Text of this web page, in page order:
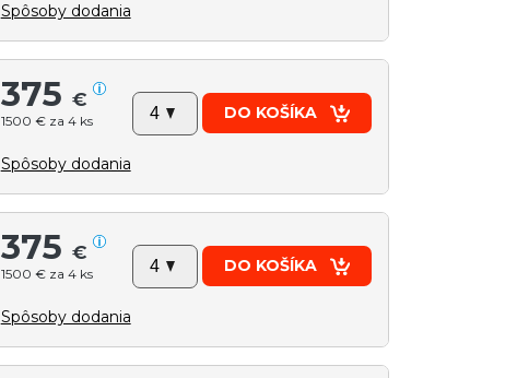
Spôsoby dodania
375 €
1500 € za 4 ks DO KOŠÍKA
Spôsoby dodania
375 €
1500 € za 4 ks DO KOŠÍKA
Spôsoby dodania